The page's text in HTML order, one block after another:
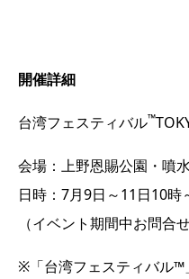
開催詳細
台湾フェスティバル™
会場：上野恩賜公園・噴
日時：7月9日～11日10
（イベント期間中お問合
※「台湾フェスティバル™